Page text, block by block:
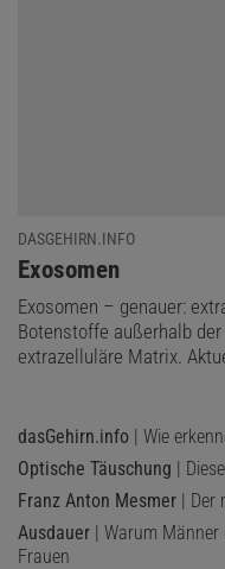
DASGEHIRN.INFO
:
Exosomen
Exosomen – genauer:
Botenstoffe außerhalb
extrazelluläre Matrix.
dasGehirn.info | Wie
Optische Täuschung |
Franz Anton Mesmer | Der
Ausdauer | Warum
Frauen